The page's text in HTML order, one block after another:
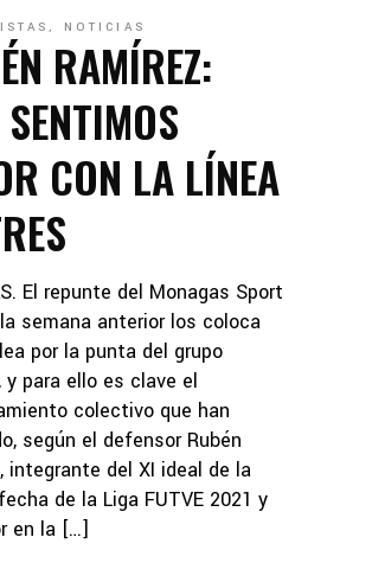
, NOTICIAS
RAMÍREZ:
CON LA LÍNEA
El repunte del Monagas Sport
semana anterior los coloca
por la punta del grupo
y para ello es clave el
colectivo que han
según el defensor Rubén
integrante del XI ideal de la
de la Liga FUTVE 2021 y
en la […]